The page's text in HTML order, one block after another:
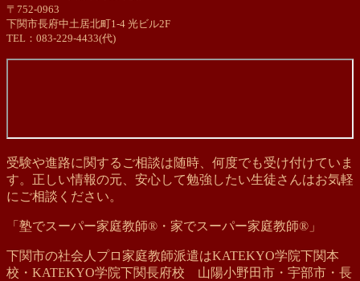
〒752-0963
下関市長府中土居北町1-4 光ビル2F
TEL：083-229-4433(代)
受験や進路に関するご相談は随時、何度でも受け付けていま
す。正しい情報の元、安心して勉強したい生徒さんはお気軽
にご相談ください。
「塾でスーパー家庭教師®・家でスーパー家庭教師®」
下関市の社会人プロ家庭教師派遣はKATEKYO学院下関本
校・KATEKYO学院下関長府校 山陽小野田市・宇部市・長